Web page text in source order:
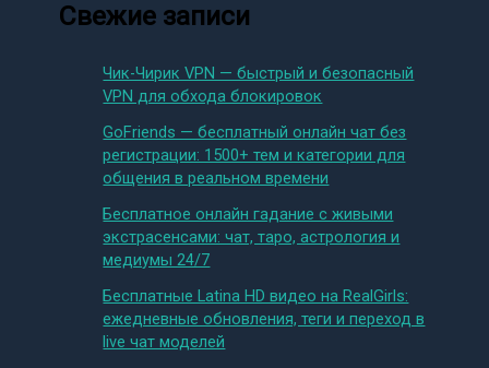
Свежие записи
Чик-Чирик VPN — быстрый и безопасный
VPN для обхода блокировок
GoFriends — бесплатный онлайн чат без
регистрации: 1500+ тем и категории для
общения в реальном времени
Бесплатное онлайн гадание с живыми
экстрасенсами: чат, таро, астрология и
медиумы 24/7
Бесплатные Latina HD видео на RealGirls:
ежедневные обновления, теги и переход в
live чат моделей